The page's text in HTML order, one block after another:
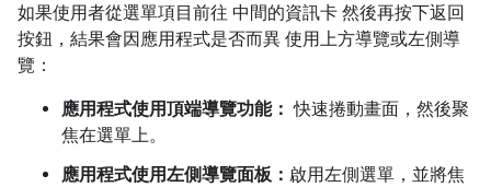
如果使用者從選單項目前往 中間的資訊卡 然後再按下返回
按鈕，結果會因應用程式是否而異 使用上方導覽或左側導
覽：
應用程式使用頂端導覽功能： 快速捲動畫面，然後聚
焦在選單上。
應用程式使用左側導覽面板： 啟用左側選單，並將焦